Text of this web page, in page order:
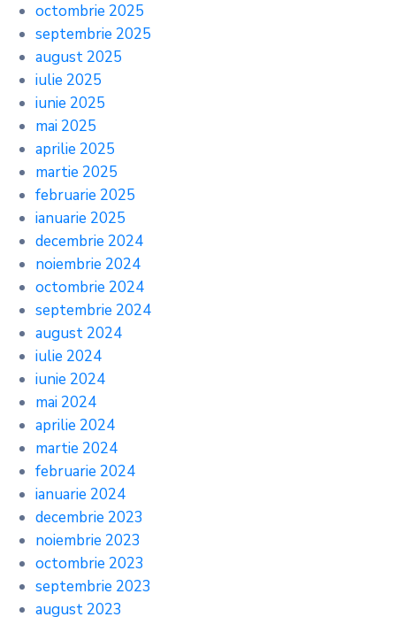
octombrie 2025
septembrie 2025
august 2025
iulie 2025
iunie 2025
mai 2025
aprilie 2025
martie 2025
februarie 2025
ianuarie 2025
decembrie 2024
noiembrie 2024
octombrie 2024
septembrie 2024
august 2024
iulie 2024
iunie 2024
mai 2024
aprilie 2024
martie 2024
februarie 2024
ianuarie 2024
decembrie 2023
noiembrie 2023
octombrie 2023
septembrie 2023
august 2023